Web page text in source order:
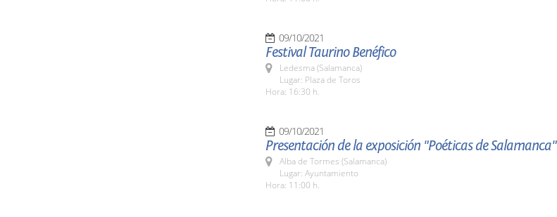
09/10/2021
Festival Taurino Benéfico
Ledesma (Salamanca)
Lugar: Plaza de Toros
Hora: 16:30 h.
09/10/2021
Presentación de la exposición "Poéticas de Salamanca"
Alba de Tormes (Salamanca)
Lugar: Ayuntamiento
Hora: 11:00 h.